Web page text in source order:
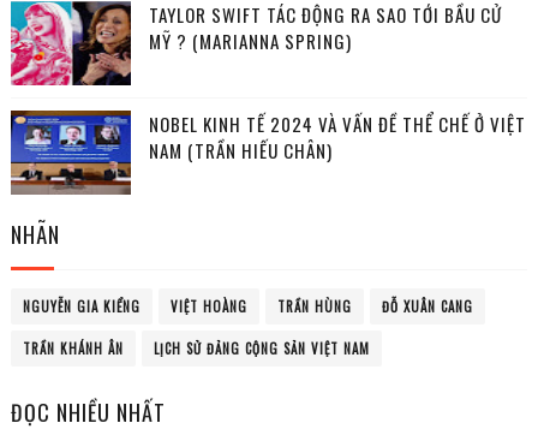
TAYLOR SWIFT TÁC ĐỘNG RA SAO TỚI BẦU CỬ
MỸ ? (MARIANNA SPRING)
NOBEL KINH TẾ 2024 VÀ VẤN ĐỀ THỂ CHẾ Ở VIỆT
NAM (TRẦN HIẾU CHÂN)
NHÃN
NGUYỄN GIA KIỂNG VIỆT HOÀNG TRẦN HÙNG ĐỖ XUÂN CANG
TRẦN KHÁNH ÂN LỊCH SỬ ĐẢNG CỘNG SẢN VIỆT NAM
ĐỌC NHIỀU NHẤT